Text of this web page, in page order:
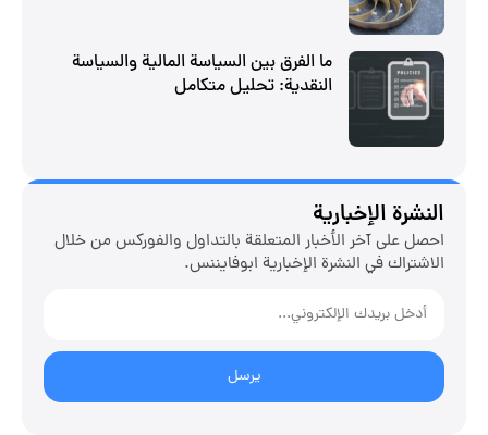
ما الفرق بين السياسة المالية والسياسة
النقدية: تحليل متكامل
النشرة الإخبارية
احصل على آخر الأخبار المتعلقة بالتداول والفوركس من خلال
الاشتراك في النشرة الإخبارية ابوفایننس.
يرسل